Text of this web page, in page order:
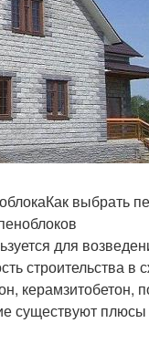
выбрать
для
строительства в
керамзитобетон,
существуют